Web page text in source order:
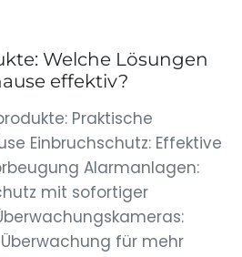
Welche Lösungen
effektiv?
Praktische
Einbruchschutz: Effektive
Alarmanlagen:
mit sofortiger
für mehr